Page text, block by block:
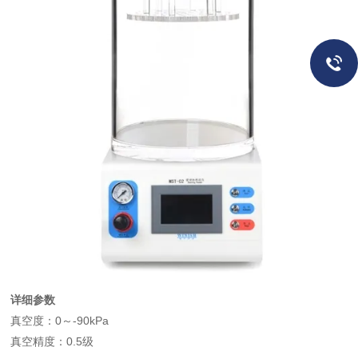
详细参数
真空度：0～-90kPa
真空精度：0.5级